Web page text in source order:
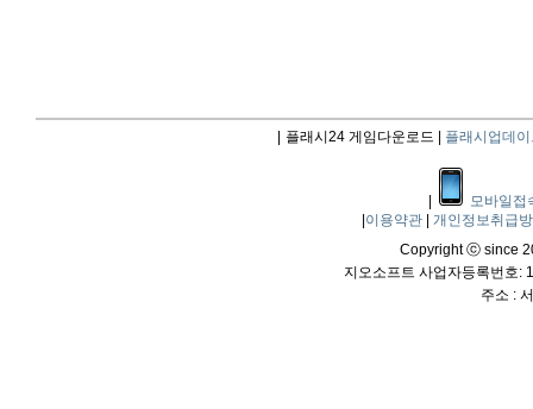
플래시24 게임다운로드 | 플래시업데이
모바일접
이용약관
개인정보취급
Copyright ⓒ since
지오소프트 사업자등록번호:
주소 :